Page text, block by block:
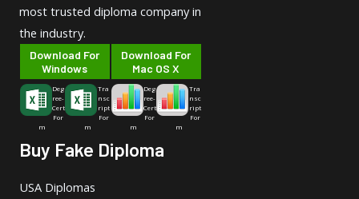
most trusted diploma company in
the industry.
Download For
Windows
Deg
ree-
Cert
For
m
Tra
nsc
ript
For
m
Download For
Mac OS X
Deg
ree-
Cert
For
m
Tra
nsc
ript
For
m
Buy Fake Diploma
USA Diplomas